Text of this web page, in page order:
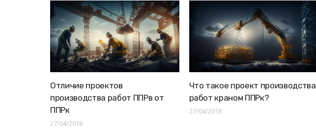
Отличие проектов
производства работ ППРв от
ППРк
27/04/2018
Что такое проект производства
работ краном ППРк?
27/04/2018